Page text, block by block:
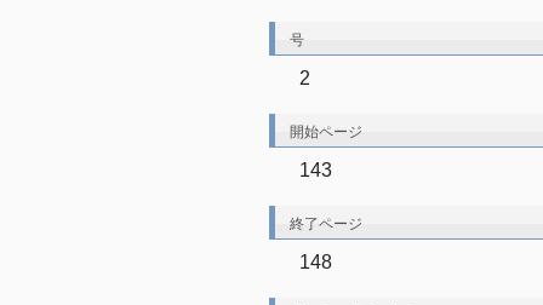
号
2
開始ページ
143
終了ページ
148